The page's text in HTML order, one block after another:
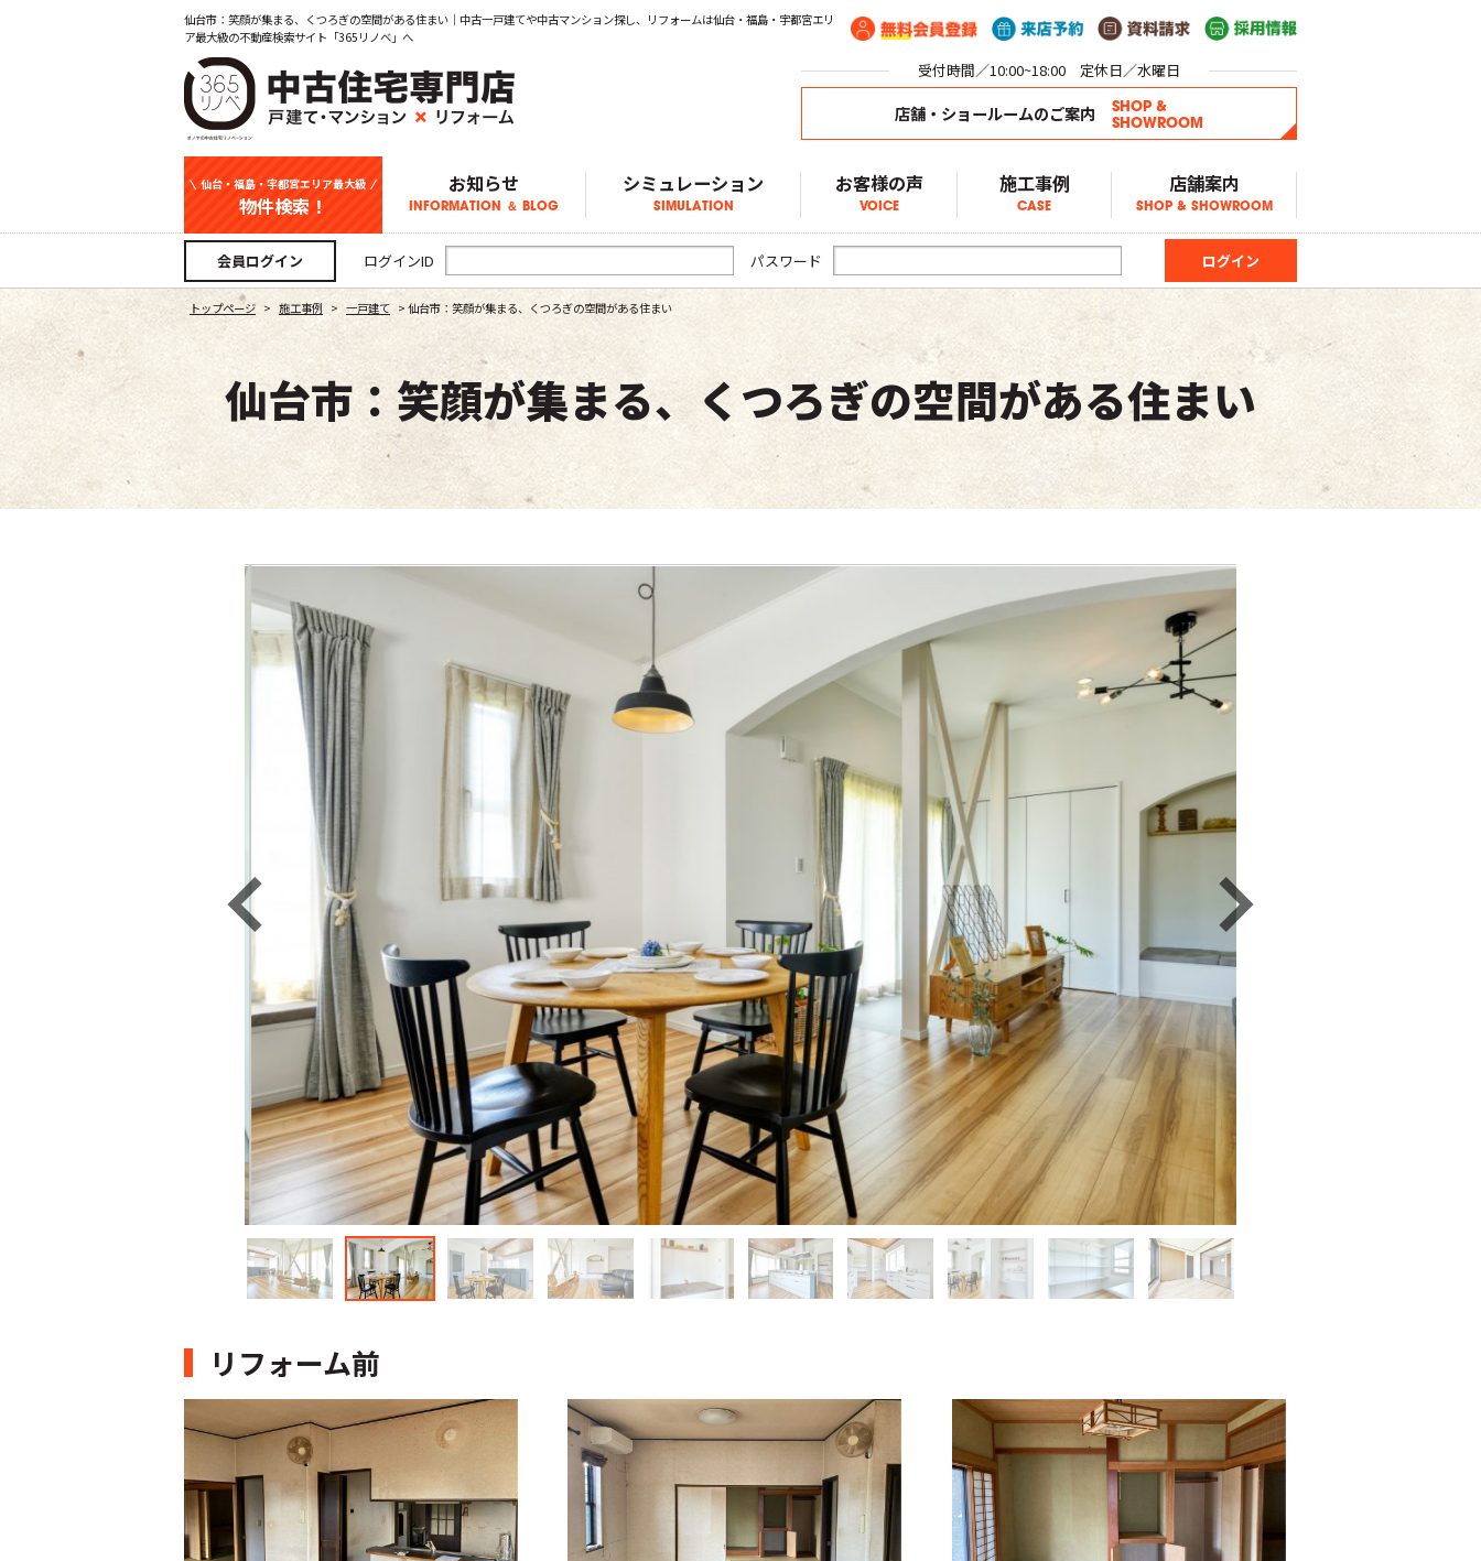
仙台市：笑顔が集まる、くつろぎの空間がある住まい｜中古一戸建てや中古マンション探し、リフォームは仙台・福島・宇都宮エリ
ア最大級の不動産検索サイト「365リノベ」へ
受付時間／10:00~18:00 定休日／水曜日
店舗・ショールームのご案内
SHOP &
SHOWROOM
仙台・福島・宇都宮エリア最大級
物件検索！
中古一戸建て
マンション
新築一戸建て
土地
事業用
お知らせ
INFORMATION ＆ BLOG
お知らせ
仙台エリア物件情報
福島エリア物件情報
宇都宮エリア物件情報
スタッフブログ
シミュレーション
SIMULATION
お客様の声
VOICE
施工事例
CASE
店舗案内
SHOP & SHOWROOM
会員ログイン ログインID パスワード
トップページ > 施工事例 > 一戸建て > 仙台市：笑顔が集まる、くつろぎの空間がある住まい
仙台市：笑顔が集まる、くつろぎの空間がある住まい
リフォーム前